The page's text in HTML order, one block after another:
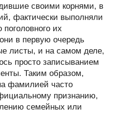
своими корнями, в
фактически выполняли
их
в первую очередь
листы, и на самом деле,
просто записыванием
Таким образом,
фамилией часто
признанию,
семейных или